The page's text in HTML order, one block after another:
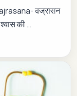
वज्रासन
की …